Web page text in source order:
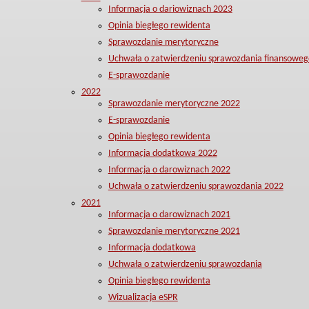
Informacja o dariowiznach 2023
Opinia biegłego rewidenta
Sprawozdanie merytoryczne
Uchwała o zatwierdzeniu sprawozdania
E-sprawozdanie
2022
Sprawozdanie merytoryczne 2022
E-sprawozdanie
Opinia biegłego rewidenta
Informacja dodatkowa 2022
Informacja o darowiznach 2022
Uchwała o zatwierdzeniu sprawozdania 2022
2021
Informacja o darowiznach 2021
Sprawozdanie merytoryczne 2021
Informacja dodatkowa
Uchwała o zatwierdzeniu sprawozdania
Opinia biegłego rewidenta
Wizualizacja eSPR